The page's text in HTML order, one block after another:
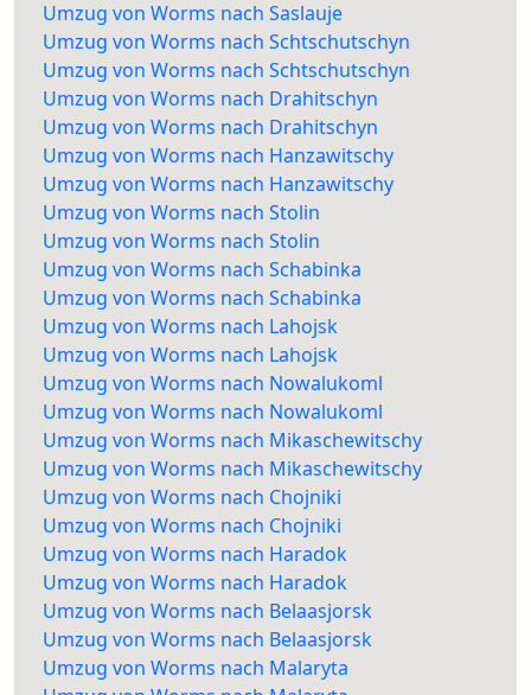
Umzug von Worms nach Saslauje
Umzug von Worms nach Schtschutschyn
Umzug von Worms nach Schtschutschyn
Umzug von Worms nach Drahitschyn
Umzug von Worms nach Drahitschyn
Umzug von Worms nach Hanzawitschy
Umzug von Worms nach Hanzawitschy
Umzug von Worms nach Stolin
Umzug von Worms nach Stolin
Umzug von Worms nach Schabinka
Umzug von Worms nach Schabinka
Umzug von Worms nach Lahojsk
Umzug von Worms nach Lahojsk
Umzug von Worms nach Nowalukoml
Umzug von Worms nach Nowalukoml
Umzug von Worms nach Mikaschewitschy
Umzug von Worms nach Mikaschewitschy
Umzug von Worms nach Chojniki
Umzug von Worms nach Chojniki
Umzug von Worms nach Haradok
Umzug von Worms nach Haradok
Umzug von Worms nach Belaasjorsk
Umzug von Worms nach Belaasjorsk
Umzug von Worms nach Malaryta